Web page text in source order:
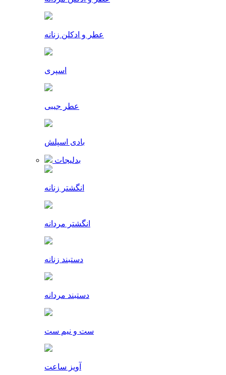
عطر و ادکلن زنانه
اسپری
عطر جیبی
بادی اسپلش
بدلیجات
انگشتر زنانه
انگشتر مردانه
دستبند زنانه
دستبند مردانه
ست و نیم ست
آویز ساعت